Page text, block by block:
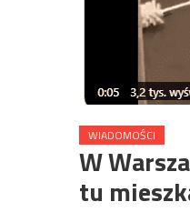
WIADOMOŚCI
W
tu